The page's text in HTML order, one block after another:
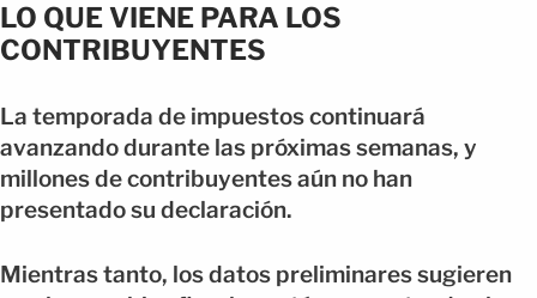
LO QUE VIENE PARA LOS
CONTRIBUYENTES
La temporada de impuestos continuará
avanzando durante las próximas semanas, y
millones de contribuyentes aún no han
presentado su declaración.
Mientras tanto, los datos preliminares sugieren